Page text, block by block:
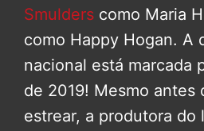
Smulders como Maria
como Happy Hogan. A
nacional está marcada
de 2019! Mesmo antes
estrear, a produtora do